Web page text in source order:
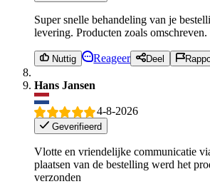
Super snelle behandeling van je
levering. Producten zoals omschreven.
Nuttig Reageer Deel
Hans Jansen
4-8-2026
Geverifieerd
Vlotte en vriendelijke communicatie
plaatsen van de bestelling werd het
verzonden